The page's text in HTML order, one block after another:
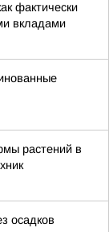
фактически
вкладами
растений в
осадков